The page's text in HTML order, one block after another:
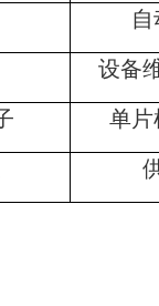
设备
单片